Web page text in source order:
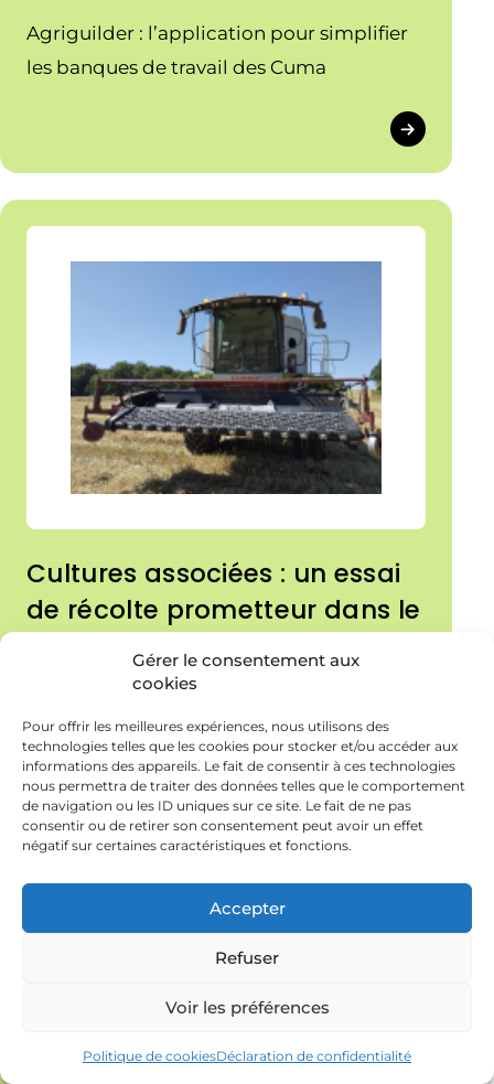
Gérer le consentement aux
cookies
Pour offrir les meilleures expériences, nous utilisons des
technologies telles que les cookies pour stocker et/ou accéder aux
informations des appareils. Le fait de consentir à ces technologies
nous permettra de traiter des données telles que le comportement
de navigation ou les ID uniques sur ce site. Le fait de ne pas
consentir ou de retirer son consentement peut avoir un effet
négatif sur certaines caractéristiques et fonctions.
Accepter
Refuser
Voir les préférences
Politique de cookiesDéclaration de confidentialité
Agriguilder : l’application pour simplifier
les banques de travail des Cuma
Cultures associées : un essai
de récolte prometteur dans le
cadre du projet Optiasso
associées : retour sur Optiasso